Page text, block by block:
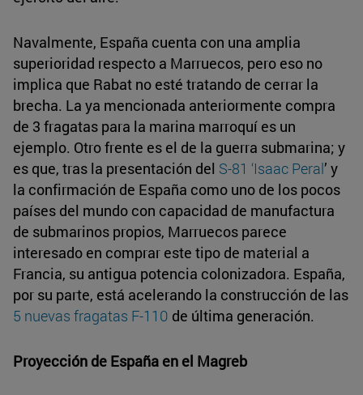
Navalmente, España cuenta con una amplia
superioridad respecto a Marruecos, pero eso no
implica que Rabat no esté tratando de cerrar la
brecha. La ya mencionada anteriormente compra
de 3 fragatas para la marina marroquí es un
ejemplo. Otro frente es el de la guerra submarina; y
es que, tras la presentación del S-81 ‘Isaac Peral’ y
la confirmación de España como uno de los pocos
países del mundo con capacidad de manufactura
de submarinos propios, Marruecos parece
interesado en comprar este tipo de material a
Francia, su antigua potencia colonizadora. España,
por su parte, está acelerando la construcción de las
5 nuevas fragatas F-110 de última generación.
Proyección de España en el Magreb